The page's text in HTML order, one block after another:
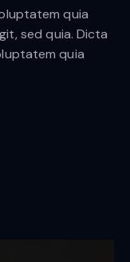
quia
sed quia. Dicta
quia